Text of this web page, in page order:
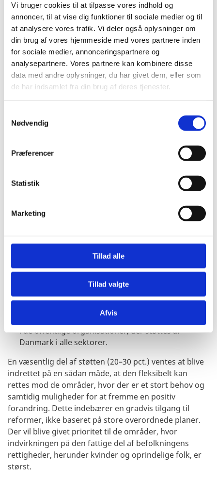
Vi bruger cookies til at tilpasse vores indhold og
annoncer, til at vise dig funktioner til sociale medier og til
at analysere vores trafik. Vi deler også oplysninger om
din brug af vores hjemmeside med vores partnere inden
for sociale medier, annonceringspartnere og
analysepartnere. Vores partnere kan kombinere disse
data med andre oplysninger, du har givet dem, eller som
de har indsamlet fra din brug af deres tjenester.
Nødvendig
Præferencer
Statistik
Marketing
Tillad alle
Tillad valgte
Afvis
vurderes, at de største begrænsninger for fremme af
de politiske og civile rettigheder og retsstatsprincippet
ligger i den offentlige sektor, altså i manglende
kapacitet i de offentlige organisationer, som har
ansvaret for at sikre rettighederne.
Danmark har i en årrække, sammen med Sverige,
støttet retsvæsenet og vigtige offentlige reformer, der
skal fremme gennemsigtigheden og begrænse
mulighederne for korruption mv. Der er et tillidsfuldt
forhold mellem Danmark, Sverige og Bolivia, hvad
angår håndteringen af disse centrale og ofte
Følgende hovedresultater forventes at blive nået:
sårbare grupper, herunder kvinder og oprindelige
Bedre adgang til udvalgte offentlige
tjenesteydelser til gavn for de mest sårbare
grupper, herunder kvinder og oprindelige folk.
Styrkelse af borgernes tillid til centrale offentlige
serviceydelser inden for retsvæsenet og andre
offentlige organisationer, herunder bekæmpelse af
Mere effektiv, transparent og ansvarlig forvaltning
i de offentlige organisationer, der støttes af
Danmark i alle sektorer.
En væsentlig del af støtten (20–30 pct.) ventes at blive
indrettet på en sådan måde, at den fleksibelt kan
rettes mod de områder, hvor der er et stort behov og
samtidig muligheder for at fremme en positiv
forandring. Dette indebærer en gradvis tilgang til
reformer, ikke baseret på store overordnede planer.
Der vil blive givet prioritet til de områder, hvor
indvirkningen på den fattige del af befolkningens
rettigheder, herunder kvinder og oprindelige folk, er
størst.